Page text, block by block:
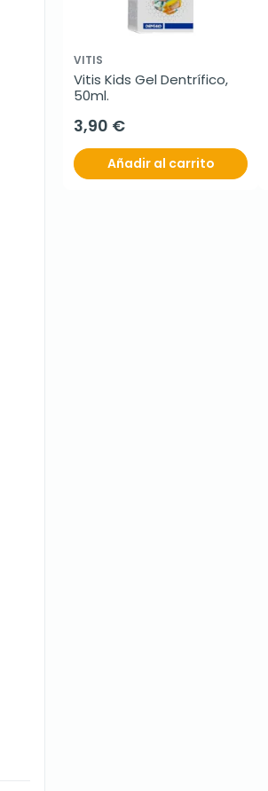
VITIS
Vitis Kids Gel Dentrífico,
50ml.
3,90 €
Añadir al carrito